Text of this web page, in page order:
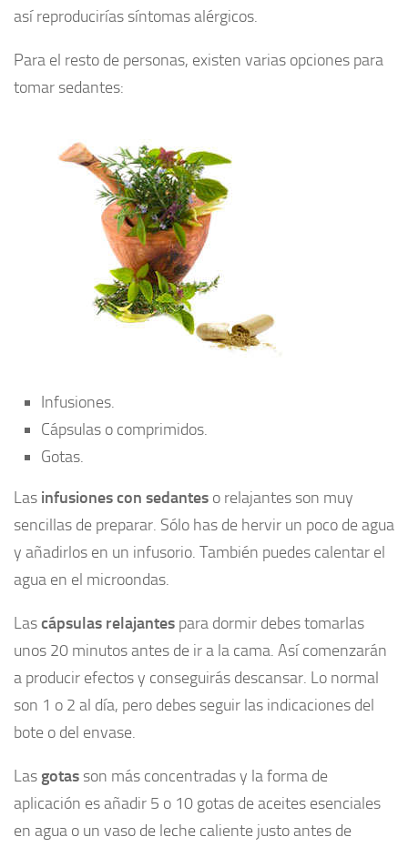
así reproducirías síntomas alérgicos.
Para el resto de personas, existen varias opciones para
tomar sedantes:
Infusiones.
Cápsulas o comprimidos.
Gotas.
Las infusiones con sedantes o relajantes son muy
sencillas de preparar. Sólo has de hervir un poco de agua
y añadirlos en un infusorio. También puedes calentar el
agua en el microondas.
Lascápsulas relajantes para dormir debes tomarlas
unos 20 minutos antes de ir a la cama. Así comenzarán
a producir efectos y conseguirás descansar. Lo normal
son 1 o 2 al día, pero debes seguir las indicaciones del
bote o del envase.
Las gotas son más concentradas y la forma de
aplicación es añadir 5 o 10 gotas de aceites esenciales
en agua o un vaso de leche caliente justo antes de